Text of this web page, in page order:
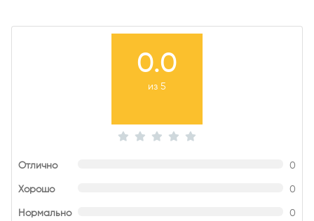
0.0
из 5
Отлично 0
Хорошо 0
Нормально 0